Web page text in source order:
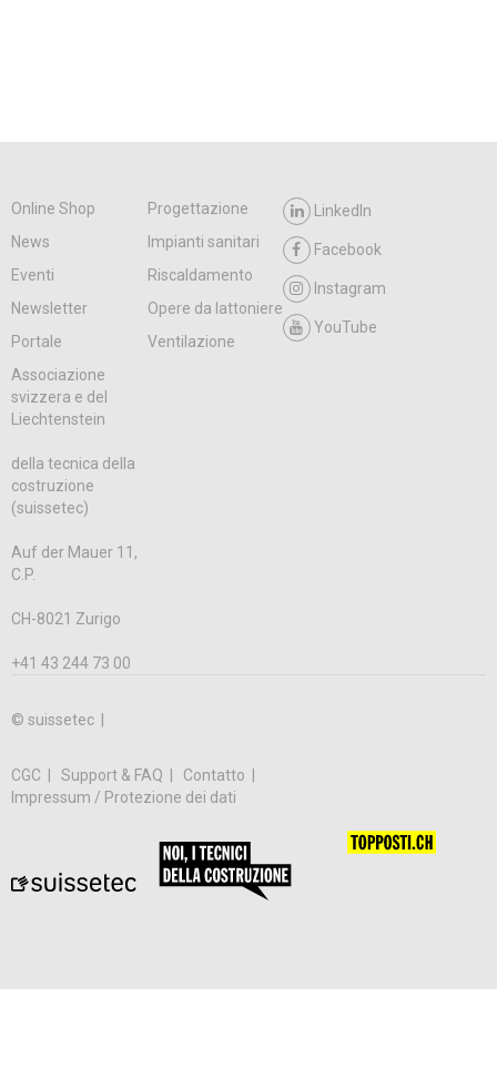
Online Shop
Progettazione
News
Impianti sanitari
Eventi
Riscaldamento
Newsletter
Opere da lattoniere
Portale
Ventilazione
LinkedIn
Facebook
Instagram
YouTube
Associazione
svizzera e del
Liechtenstein
della tecnica della
costruzione
(suissetec)
Auf der Mauer 11,
C.P.
CH-8021 Zurigo
+41 43 244 73 00
© suissetec |
CGC Support & FAQ
Contatto
Impressum / Protezione dei dati